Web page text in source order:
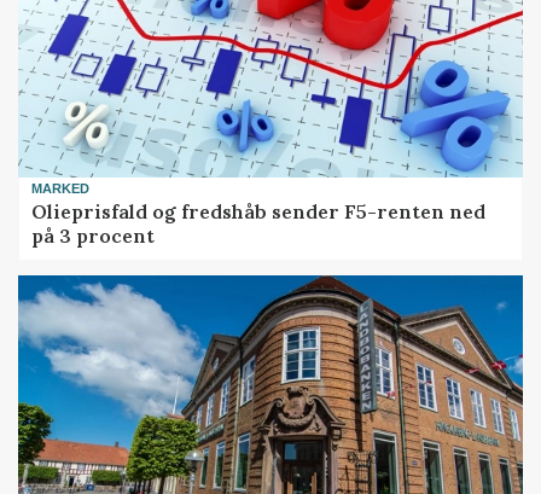
MARKED
Olieprisfald og fredshåb sender F5-renten ned
på 3 procent